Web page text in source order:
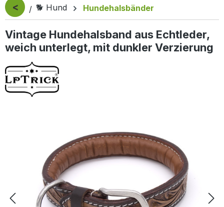
< 🐕 Hund Hundehalsbänder
Vintage Hundehalsband aus Echtleder,
weich unterlegt, mit dunkler Verzierung